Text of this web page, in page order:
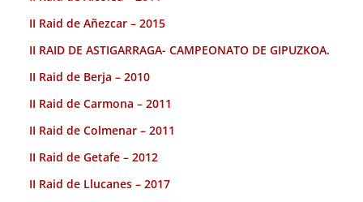
II Raid de Añezcar – 2015
II RAID DE ASTIGARRAGA- CAMPEONATO DE GIPUZKOA.
II Raid de Berja – 2010
II Raid de Carmona – 2011
II Raid de Colmenar – 2011
II Raid de Getafe – 2012
II Raid de Llucanes – 2017